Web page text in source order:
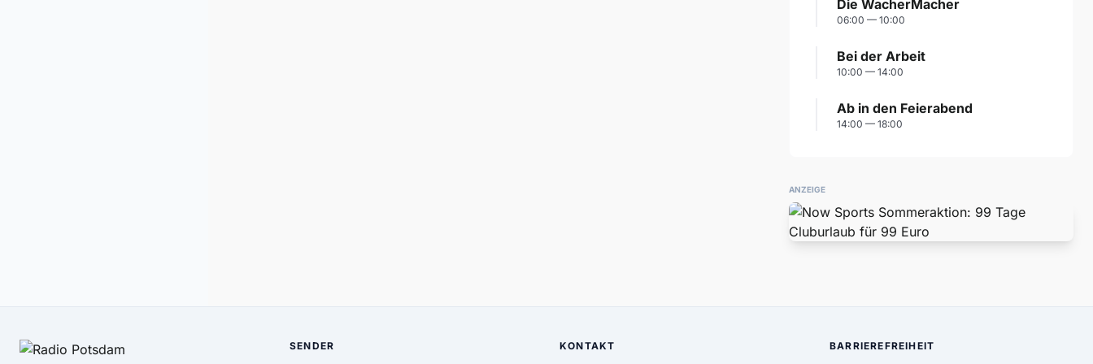
Die WacherMacher
06:00 — 10:00
Bei der Arbeit
10:00 — 14:00
Ab in den Feierabend
14:00 — 18:00
ANZEIGE
SENDER KONTAKT BARRIEREFREIHEIT